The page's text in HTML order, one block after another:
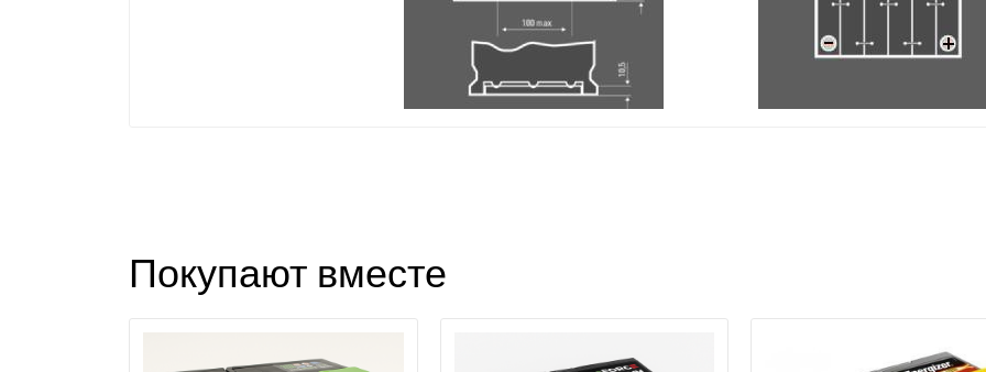
Покупают вместе
За відсутності звязку - дзвоніть, пишіть у Viber / Telegram (093) 600-51-11
Написати в Viber Написати в Telegram